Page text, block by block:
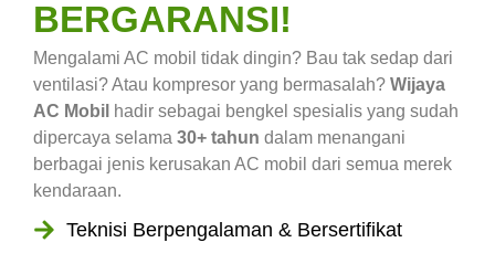
BERGARANSI!
Mengalami AC mobil tidak dingin? Bau tak sedap dari
ventilasi? Atau kompresor yang bermasalah? Wijaya
AC Mobil hadir sebagai bengkel spesialis yang sudah
dipercaya selama 30+ tahun dalam menangani
berbagai jenis kerusakan AC mobil dari semua merek
kendaraan.
Teknisi Berpengalaman & Bersertifikat